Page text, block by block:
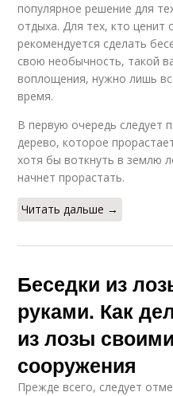
популярное решение для
отдыха. Для тех, кто ценит
рекомендуется сделать
свою необычность, такой
воплощения, нужно лишь
время.
В первую очередь следует
дерево, которое
хотя бы воткнуть в землю
начнет прорастать.
Читать дальше →
Беседки из
руками. Как
из лозы
сооружения
Прежде всего, следует